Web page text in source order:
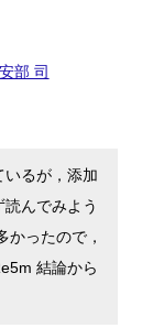
部 司
いるが，添加
んでみよう
かったので，
結論から